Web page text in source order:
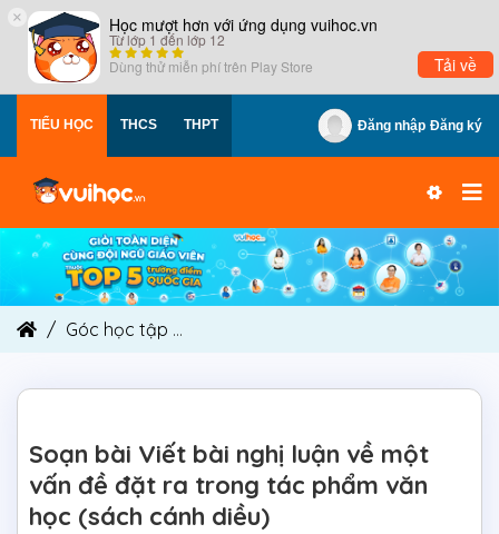
× Học mượt hơn với ứng dụng vuihoc.vn
Từ lớp 1 đến lớp 12
Dùng thử miễn phí trên Play Store Tải về
TIỂU HỌC THCS THPT Đăng nhập Đăng ký
Góc học tập
Soạn bài Viết bài nghị luận về một
vấn đề đặt ra trong tác phẩm văn
học (sách cánh diều)